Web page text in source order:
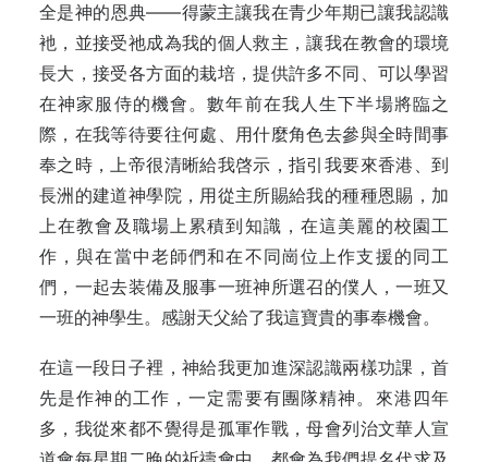
全是神的恩典——得蒙主讓我在青少年期已讓我認識
衪，並接受祂成為我的個人救主，讓我在教會的環境
長大，接受各方面的栽培，提供許多不同、可以學習
在神家服侍的機會。數年前在我人生下半場將臨之
際，在我等待要往何處、用什麼角色去參與全時間事
奉之時，上帝很清晰給我啓示，指引我要來香港、到
長洲的建道神學院，用從主所賜給我的種種恩賜，加
上在教會及職場上累積到知識，在這美麗的校園工
作，與在當中老師們和在不同崗位上作支援的同工
們，一起去装備及服事一班神所選召的僕人，一班又
一班的神學生。感謝天父給了我這寶貴的事奉機會。
在這一段日子裡，神給我更加進深認識兩樣功課，首
先是作神的工作，一定需要有團隊精神。來港四年
多，我從來都不覺得是孤軍作戰，母會列治文華人宣